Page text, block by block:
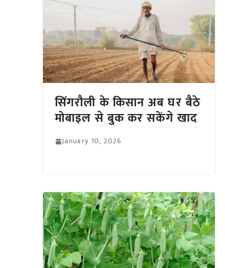
सिंगरौली के किसान अब घर बैठे
मोबाइल से बुक कर सकेंगे खाद
January 10, 2026